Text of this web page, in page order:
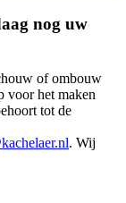
nog uw
of ombouw
voor het maken
tot de
. Wij